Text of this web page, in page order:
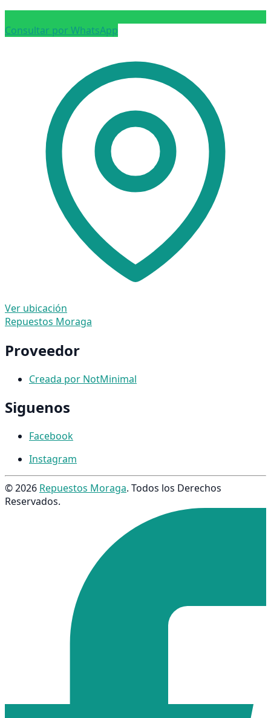
Consultar por WhatsApp
Ver ubicación
Repuestos Moraga
Proveedor
Creada por NotMinimal
Siguenos
Facebook
Instagram
© 2026 Repuestos Moraga. Todos los Derechos
Reservados.